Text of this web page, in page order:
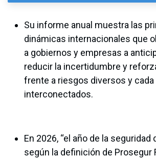
Su informe anual muestra las
dinámicas internacionales que
a gobiernos y empresas a
reducir la incertidumbre y
frente a riesgos diversos y
interconectados.
En 2026, “el año de la seguridad
según la definición de Prosegur